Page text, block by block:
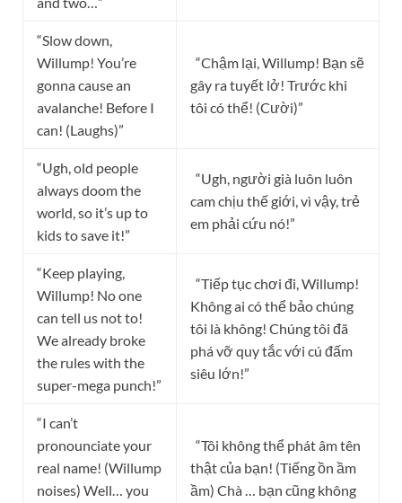
“Slow down,
Willump! You’re
gonna cause an
avalanche! Before I
can! (Laughs)”
“Chậm lại, Willump! Bạn sẽ
gây ra tuyết lở! Trước khi
tôi có thể! (Cười)”
“Ugh, old people
always doom the
world, so it’s up to
kids to save it!”
“Ugh, người già luôn luôn
cam chịu thế giới, vì vậy, trẻ
em phải cứu nó!”
“Keep playing,
Willump! No one
can tell us not to!
We already broke
the rules with the
super-mega punch!”
“Tiếp tục chơi đi, Willump!
Không ai có thể bảo chúng
tôi là không! Chúng tôi đã
phá vỡ quy tắc với cú đấm
siêu lớn!”
“I can’t
pronounciate your
real name! (Willump
noises) Well… you
“Tôi không thể phát âm tên
thật của bạn! (Tiếng ồn ầm
ầm) Chà … bạn cũng không